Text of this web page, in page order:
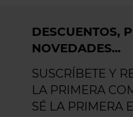
DESCUENTOS,
NOVEDADES...
SUSCRÍBETE Y
LA PRIMERA
SÉ LA PRIMERA